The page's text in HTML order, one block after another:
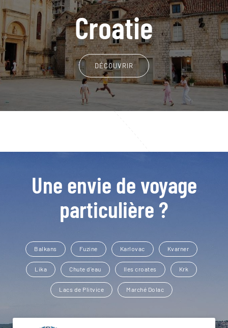
Croatie
DÉCOUVRIR
Une envie de voyage
particulière ?
Balkans Fuzine Karlovac Kvarner
Lika Chute d'eau Iles croates Krk
Lacs de Plitvice Marché Dolac